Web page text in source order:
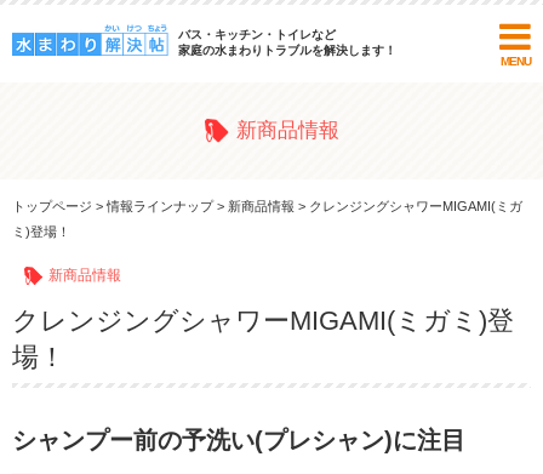
バス・キッチン・トイレなど
家庭の水まわりトラブルを解決します！
MENU
新商品情報
トップページ > 情報ラインナップ> 新商品情報 > クレンジングシャワーMIGAMI(ミガ
ミ)登場！
新商品情報
クレンジングシャワーMIGAMI(ミガミ)登
場！
シャンプー前の予洗い(プレシャン)に注目